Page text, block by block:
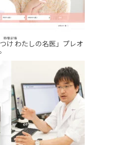
け わたしの名医」プレオ